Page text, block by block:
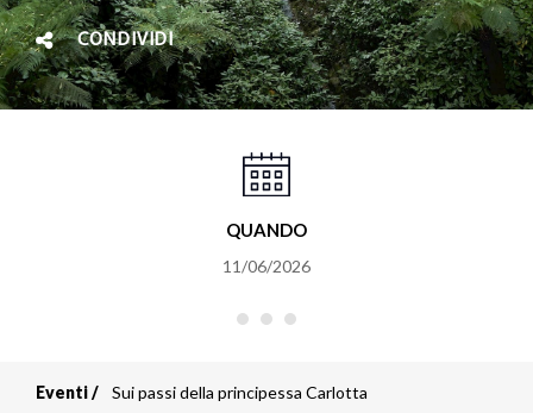
CONDIVIDI
QUANDO
11/06/2026
Eventi Sui passi della principessa Carlotta